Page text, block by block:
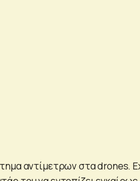
αντίμετρων στα drones.